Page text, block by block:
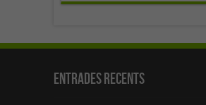
Entrades recents